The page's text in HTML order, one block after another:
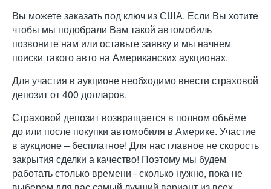
Вы можете заказать под ключ из США. Если Вы хотите
чтобы мы подобрали Вам такой автомобиль
позвоните нам или оставьте заявку и мы начнем
поиски такого авто на Американских аукционах.
Для участия в аукционе необходимо внести страховой
депозит от 400 долларов.
Страховой депозит возвращается в полном объёме
до или после покупки автомобиля в Америке. Участие
в аукционе – бесплатное! Для нас главное не скорость
закрытия сделки а качество! Поэтому мы будем
работать столько времени - сколько нужно, пока не